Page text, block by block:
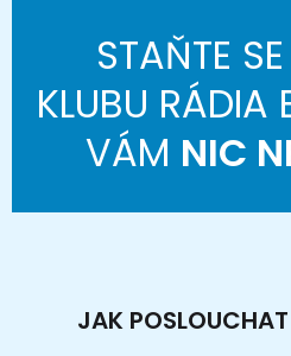
STAŇTE
KLUBU RÁDIA
VÁM NIC
JAK